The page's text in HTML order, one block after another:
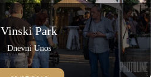
Vinski Park
Dnevni Unos